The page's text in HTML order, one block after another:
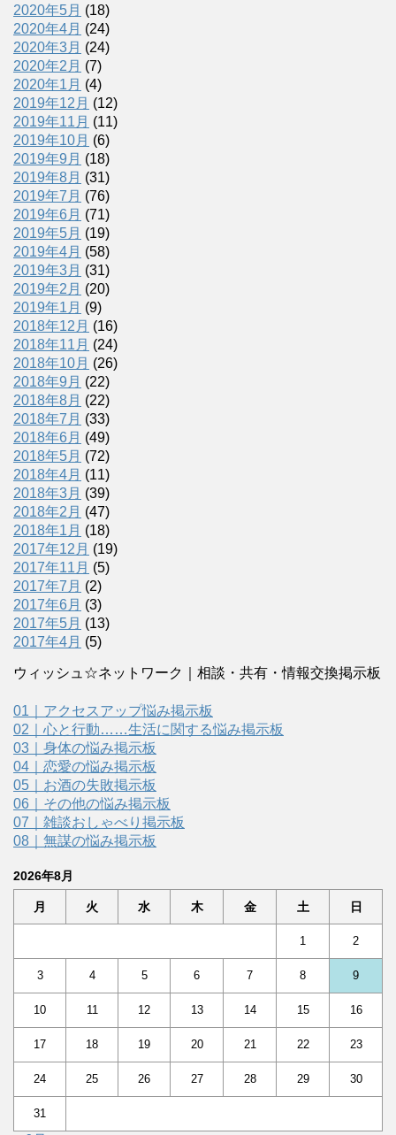
2020年5月 (18)
2020年4月 (24)
2020年3月 (24)
2020年2月 (7)
2020年1月 (4)
2019年12月 (12)
2019年11月 (11)
2019年10月 (6)
2019年9月 (18)
2019年8月 (31)
2019年7月 (76)
2019年6月 (71)
2019年5月 (19)
2019年4月 (58)
2019年3月 (31)
2019年2月 (20)
2019年1月 (9)
2018年12月 (16)
2018年11月 (24)
2018年10月 (26)
2018年9月 (22)
2018年8月 (22)
2018年7月 (33)
2018年6月 (49)
2018年5月 (72)
2018年4月 (11)
2018年3月 (39)
2018年2月 (47)
2018年1月 (18)
2017年12月 (19)
2017年11月 (5)
2017年7月 (2)
2017年6月 (3)
2017年5月 (13)
2017年4月 (5)
ウィッシュ☆ネットワーク｜相談・共有・情報交換掲示板
01｜アクセスアップ悩み掲示板
02｜心と行動……生活に関する悩み掲示板
03｜身体の悩み掲示板
04｜恋愛の悩み掲示板
05｜お酒の失敗掲示板
06｜その他の悩み掲示板
07｜雑談おしゃべり掲示板
08｜無謀の悩み掲示板
2026年8月
月 火 水 木 金 土 日
1 2
3 4 5 6 7 8 9
10 11 12 13 14 15 16
17 18 19 20 21 22 23
24 25 26 27 28 29 30
31